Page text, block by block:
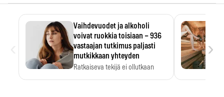
Vaihdevuodet ja alkoholi
voivat ruokkia toisiaan – 936
vastaajan tutkimus paljasti
mutkikkaan yhteyden
Ratkaiseva tekijä ei ollutkaan
›